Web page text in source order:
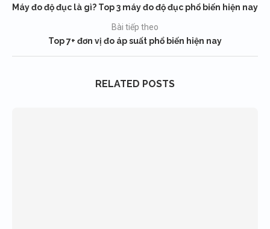
Máy đo độ đục là gì? Top 3 máy đo độ đục phổ biến hiện nay
Bài tiếp theo
Top 7+ đơn vị đo áp suất phổ biến hiện nay
RELATED POSTS